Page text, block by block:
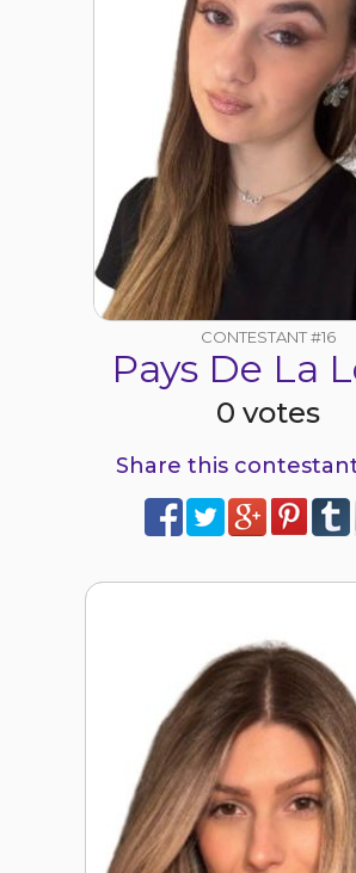
CONTESTANT #16
Pays De La
0 votes
Share this